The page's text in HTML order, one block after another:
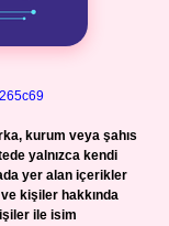
kurum veya şahıs
yalnızca kendi
yer alan içerikler
kişiler hakkında
ile isim